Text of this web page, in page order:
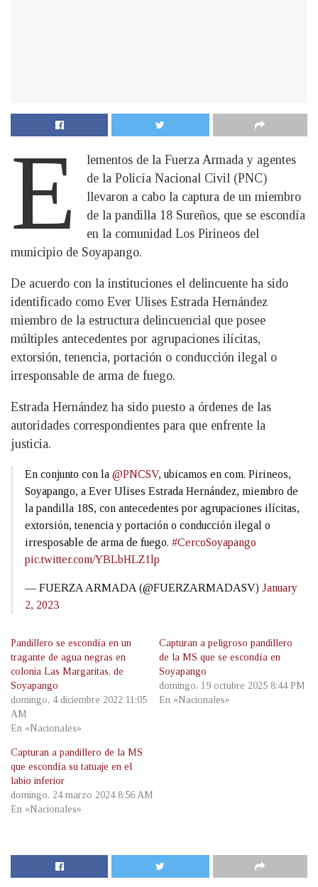
E
lementos de la Fuerza Armada y agentes
de la Policía Nacional Civil (PNC)
llevaron a cabo la captura de un miembro
de la pandilla 18 Sureños, que se escondía
en la comunidad Los Pirineos del
municipio de Soyapango.
De acuerdo con la instituciones el delincuente ha sido
identificado como Ever Ulises Estrada Hernández
miembro de la estructura delincuencial que posee
múltiples antecedentes por agrupaciones ilícitas,
extorsión, tenencia, portación o conducción ilegal o
irresponsable de arma de fuego.
Estrada Hernández ha sido puesto a órdenes de las
autoridades correspondientes para que enfrente la
justicia.
En conjunto con la @PNCSV, ubicamos en com. Pirineos,
Soyapango, a Ever Ulises Estrada Hernández, miembro de
la pandilla 18S, con antecedentes por agrupaciones ilícitas,
extorsión, tenencia y portación o conducción ilegal o
irresposable de arma de fuego. #CercoSoyapango
pic.twitter.com/YBLbHLZ1lp
— FUERZA ARMADA (@FUERZARMADASV) January
2, 2023
Pandillero se escondía en un
tragante de agua negras en
colonia Las Margaritas, de
Soyapango
domingo, 4 diciembre 2022 11:05
AM
En «Nacionales»
Capturan a peligroso pandillero
de la MS que se escondía en
Soyapango
domingo, 19 octubre 2025 8:44 PM
En «Nacionales»
Capturan a pandillero de la MS
que escondía su tatuaje en el
labio inferior
domingo, 24 marzo 2024 8:56 AM
En «Nacionales»